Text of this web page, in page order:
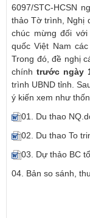
6097/STC-HCSN
thảo Tờ trình, Nghị
chúc mừng đối
quốc Việt Nam
Trong đó, đề nghị
chínhtrước ngày
trình UBND tỉnh.
ý kiến xem như
01. Du thao
02. Du thao To
03. Dự thảo BC
04. Bản so sánh,